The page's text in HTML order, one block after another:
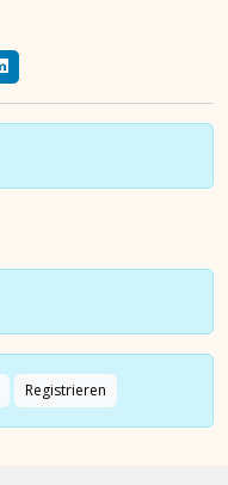
Registrieren